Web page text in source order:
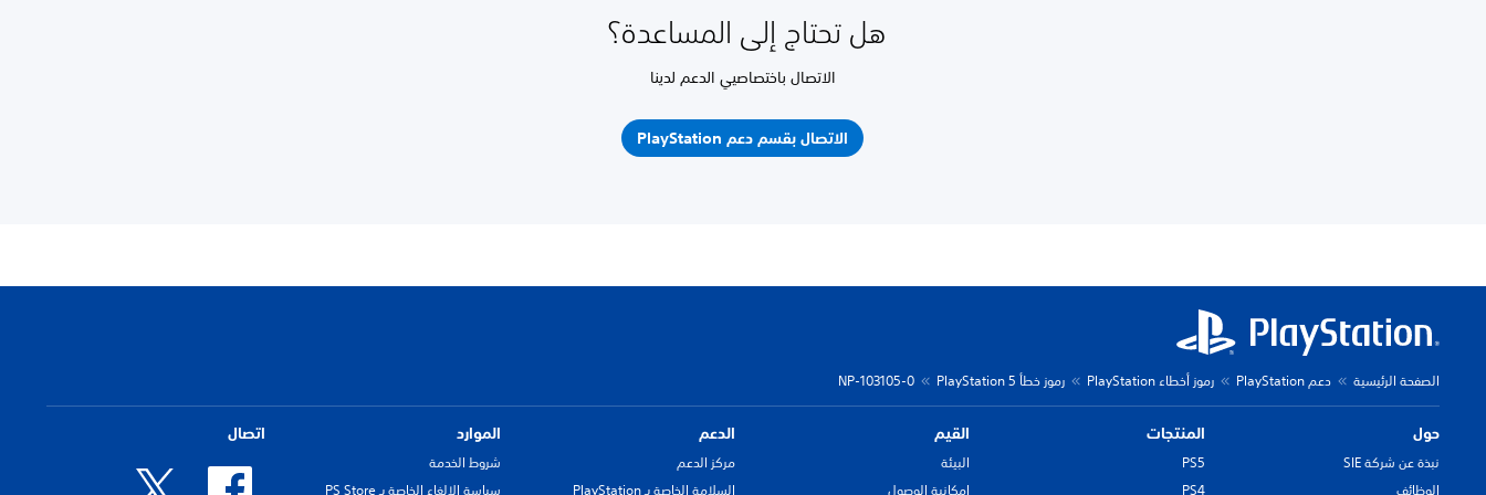
هل تحتاج إلى المساعدة؟
الاتصال باختصاصيي الدعم لدينا
الاتصال بقسم دعم PlayStation
الصفحة الرئيسية دعم PlayStation رموز أخطاء PlayStation رموز خطأ PlayStation 5 NP-103105-0
حول
نبذة عن شركة SIE
الوظائف
المنتجات
PS5
PS4
القيم
البيئة
إمكانية الوصول
الدعم
مركز الدعم
السلامة الخاصة بـ PlayStation
الموارد
شروط الخدمة
سياسة الإلغاء الخاصة بـ PS Store
اتصال